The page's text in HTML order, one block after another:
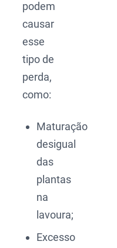
podem
causar
esse
tipo de
perda,
como:
Maturação
desigual
das
plantas
na
lavoura;
Excesso